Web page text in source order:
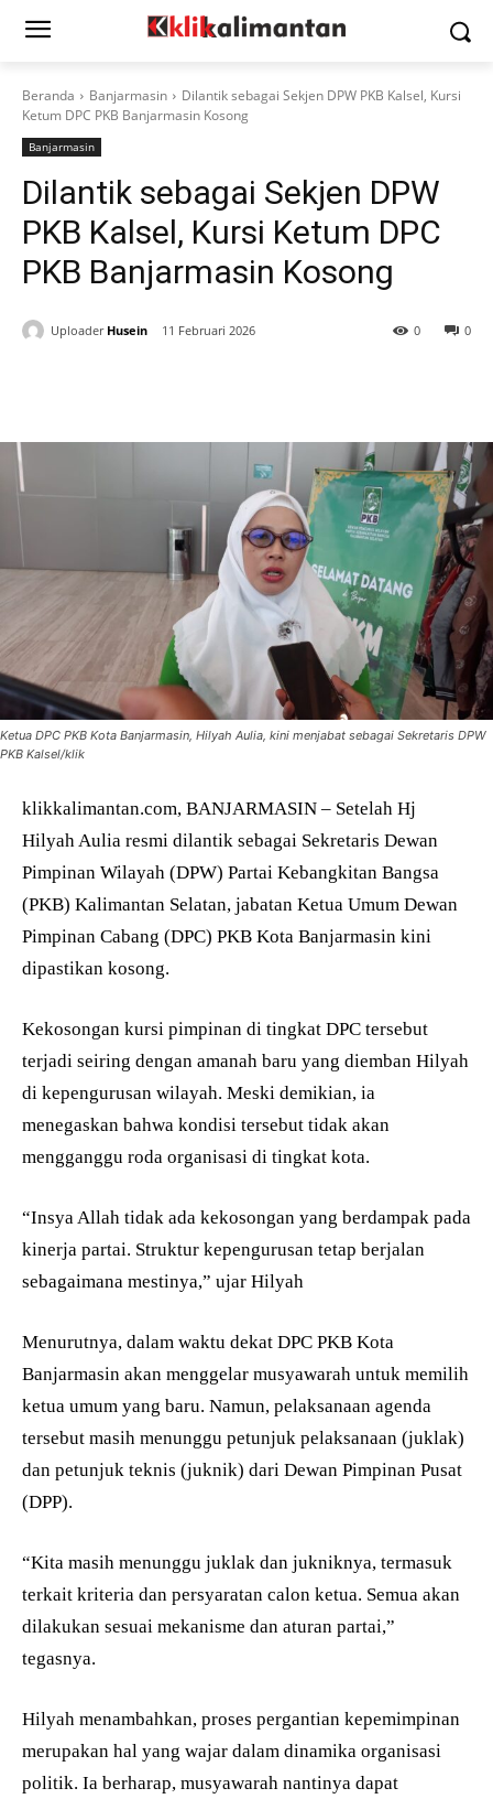
Beranda Banjarmasin
Dilantik sebagai Sekjen DPW PKB Kalsel, Kursi
Ketum DPC PKB Banjarmasin Kosong
Banjarmasin
Dilantik sebagai Sekjen DPW
PKB Kalsel, Kursi Ketum DPC
PKB Banjarmasin Kosong
Uploader Husein 11 Februari 2026 0
0
Ketua DPC PKB Kota Banjarmasin, Hilyah Aulia, kini menjabat sebagai Sekretaris DPW
PKB Kalsel/klik
klikkalimantan.com, BANJARMASIN – Setelah Hj
Hilyah Aulia resmi dilantik sebagai Sekretaris Dewan
Pimpinan Wilayah (DPW) Partai Kebangkitan Bangsa
(PKB) Kalimantan Selatan, jabatan Ketua Umum Dewan
Pimpinan Cabang (DPC) PKB Kota Banjarmasin kini
dipastikan kosong.
Kekosongan kursi pimpinan di tingkat DPC tersebut
terjadi seiring dengan amanah baru yang diemban Hilyah
di kepengurusan wilayah. Meski demikian, ia
menegaskan bahwa kondisi tersebut tidak akan
mengganggu roda organisasi di tingkat kota.
“Insya Allah tidak ada kekosongan yang berdampak pada
kinerja partai. Struktur kepengurusan tetap berjalan
sebagaimana mestinya,” ujar Hilyah
Menurutnya, dalam waktu dekat DPC PKB Kota
Banjarmasin akan menggelar musyawarah untuk memilih
ketua umum yang baru. Namun, pelaksanaan agenda
tersebut masih menunggu petunjuk pelaksanaan (juklak)
dan petunjuk teknis (juknik) dari Dewan Pimpinan Pusat
(DPP).
“Kita masih menunggu juklak dan jukniknya, termasuk
terkait kriteria dan persyaratan calon ketua. Semua akan
dilakukan sesuai mekanisme dan aturan partai,”
tegasnya.
Hilyah menambahkan, proses pergantian kepemimpinan
merupakan hal yang wajar dalam dinamika organisasi
politik. Ia berharap, musyawarah nantinya dapat